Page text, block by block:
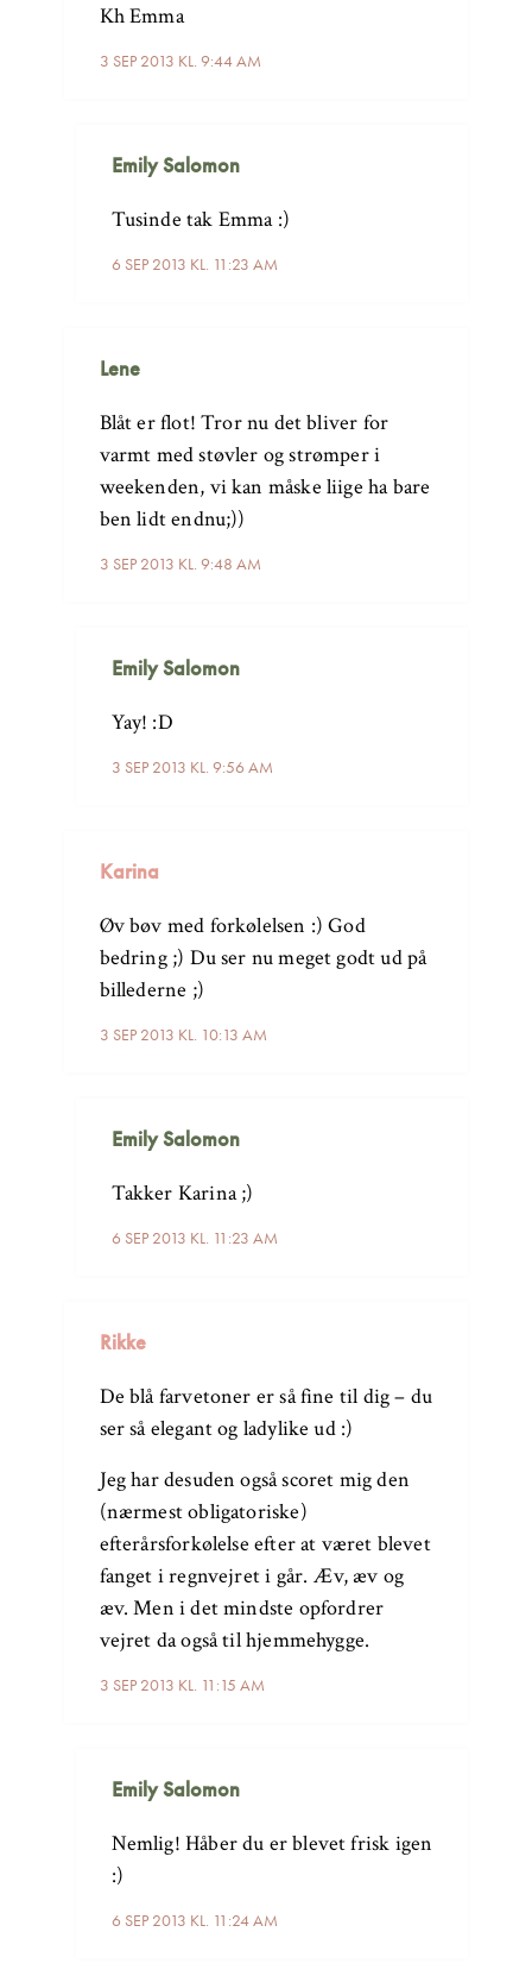
3 SEP 2013 KL. 9:44 AM
Kh Emma
Emily Salomon
6 SEP 2013 KL. 11:23 AM
Tusinde tak Emma :)
Lene
3 SEP 2013 KL. 9:48 AM
Blåt er flot! Tror nu det bliver for
varmt med støvler og strømper i
weekenden, vi kan måske liige ha bare
ben lidt endnu;))
Emily Salomon
3 SEP 2013 KL. 9:56 AM
Yay! :D
Karina
3 SEP 2013 KL. 10:13 AM
Øv bøv med forkølelsen :) God
bedring ;) Du ser nu meget godt ud på
billederne ;)
Emily Salomon
6 SEP 2013 KL. 11:23 AM
Takker Karina ;)
Rikke
3 SEP 2013 KL. 11:15 AM
De blå farvetoner er så fine til dig – du
ser så elegant og ladylike ud :)
Jeg har desuden også scoret mig den
(nærmest obligatoriske)
efterårsforkølelse efter at været blevet
fanget i regnvejret i går. Æv, æv og
æv. Men i det mindste opfordrer
vejret da også til hjemmehygge.
Emily Salomon
6 SEP 2013 KL. 11:24 AM
Nemlig! Håber du er blevet frisk igen
:)